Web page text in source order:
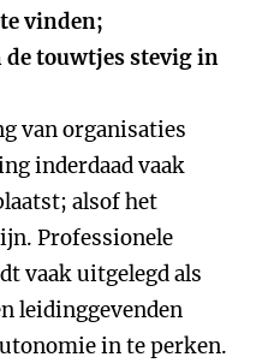
vinden;
touwtjes stevig in
van organisaties
inderdaad vaak
alsof het
Professionele
vaak uitgelegd als
leidinggevenden
in te perken.